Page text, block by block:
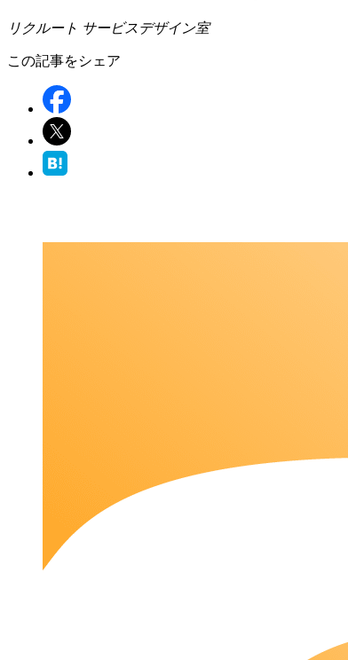
リクルート サービスデザイン室
この記事をシェア